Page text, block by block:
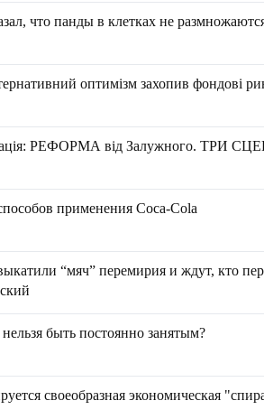
что панды в клетках не
оптимізм захопив фондові
РЕФОРМА від Залужного. ТРИ
применения Coca-Cola
“мяч” перемирия и ждут, кто
быть постоянно занятым?
своеобразная экономическая